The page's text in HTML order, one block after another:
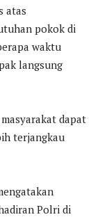
atas
pokok di
waktu
langsung
dapat
terjangkau
Polri di